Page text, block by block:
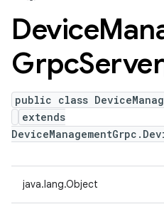
Device
GrpcServer
public class
extends
java.lang.Object